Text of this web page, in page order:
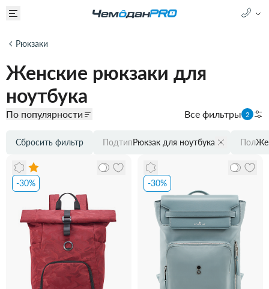
Рюкзаки
Женские рюкзаки для
ноутбука
По популярности Все фильтры 2
ПодтипРюкзак для ноутбука Пол
Сбросить фильтр
-30% -30%